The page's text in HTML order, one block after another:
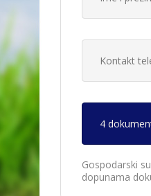
4
Gospodarski
dopunama